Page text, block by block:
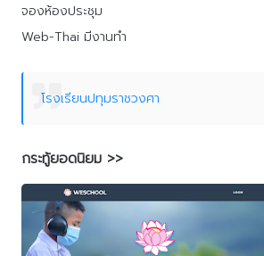
จองห้องประชุม
Web-Thai มีงานทำ
โรงเรียนปทุมราชวงศา
กระทู้ยอดนิยม >>